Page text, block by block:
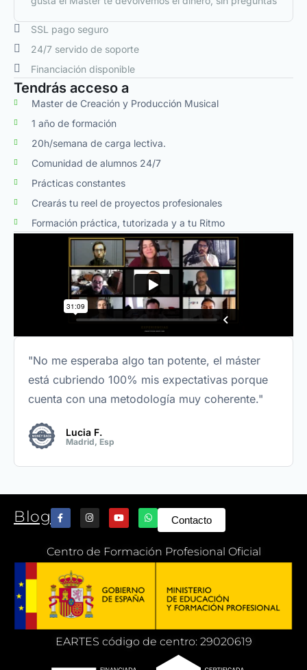
SSL pago seguro
24/7 servido de soporte
Financiación disponible
Tendrás acceso a
Master de Creación y Producción Musical
1 año de formación
20h/semana de carga lectiva.
Comunidad de alumnos 24/7
Prácticas constantes
Crearás tu reel de proyectos profesionales
Formación práctica, tutorizada y a tu Ritmo
"No me esperaba algo tan potente, el máster
está cubriendo 100% mis expectativas porque
cuenta con una metodología muy coherente."
Lucia F.
Madrid, Esp
Blog Contacto
Centro de Formación Profesional Oficial
EARTES código de centro: 29020619